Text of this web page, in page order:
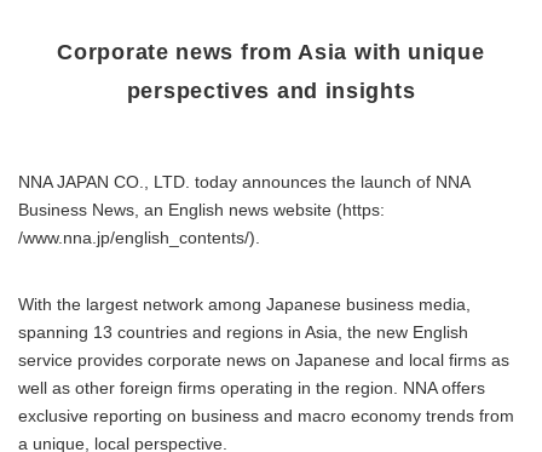
Corporate news from Asia with unique
perspectives and insights
NNA JAPAN CO., LTD. today announces the launch of NNA
Business News, an English news website (https:
/www.nna.jp/english_contents/).
With the largest network among Japanese business media,
spanning 13 countries and regions in Asia, the new English
service provides corporate news on Japanese and local firms as
well as other foreign firms operating in the region. NNA offers
exclusive reporting on business and macro economy trends from
a unique, local perspective.